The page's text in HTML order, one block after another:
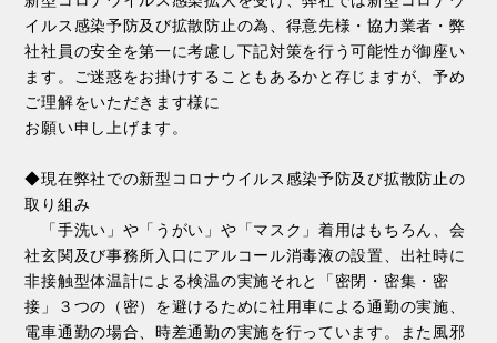
イルス感染予防及び拡散防止の為、得意先様・協力業者・弊
社社員の安全を第一に考慮し下記対策を行う可能性が御座い
ます。ご迷惑をお掛けすることもあるかと存じますが、予め
ご理解をいただきます様に
お願い申し上げます。
◆現在弊社での新型コロナウイルス感染予防及び拡散防止の
取り組み
「手洗い」や「うがい」や「マスク」着用はもちろん、会
社玄関及び事務所入口にアルコール消毒液の設置、出社時に
非接触型体温計による検温の実施それと「密閉・密集・密
接」３つの（密）を避けるために社用車による通勤の実施、
電車通勤の場合、時差通勤の実施を行っています。また風邪